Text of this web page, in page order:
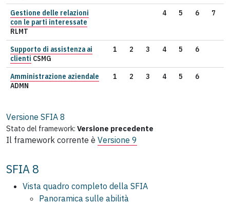
Gestione delle relazioni
con le parti interessate
RLMT
4 5 6 7
Supporto di assistenza ai
clienti CSMG
1 2 3 4 5 6
Amministrazione aziendale
ADMN
1 2 3 4 5 6
Versione SFIA 8
Stato del framework: Versione precedente
Il framework corrente è Versione 9
SFIA 8
Vista quadro completo della SFIA
Panoramica sulle abilità